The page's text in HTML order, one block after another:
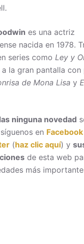
es una actriz
nacida en 1978.
series como Ley y
la gran pantalla con
de Mona Lisa y
ninguna novedad
en Facebook
(haz clic aquí) y
de esta web
más